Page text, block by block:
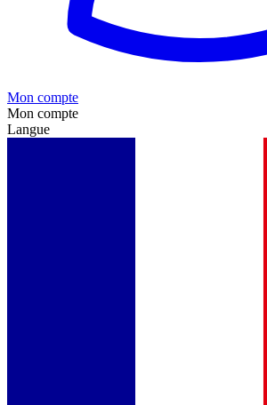
Mon compte
Mon compte
Langue